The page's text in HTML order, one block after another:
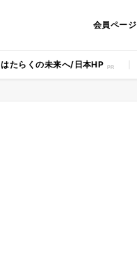
会員ページ
はたらくの未来へ/日本HP